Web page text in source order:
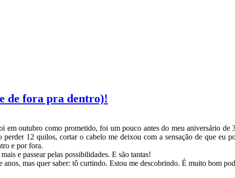
de fora pra dentro)!
outubro como prometido, foi um pouco antes do meu aniversário
12 quilos, cortar o cabelo me deixou com a sensação de que eu
e por fora.
e passear pelas possibilidades. E são tantas!
mas quer saber: tô curtindo. Estou me descobrindo. É muito bom